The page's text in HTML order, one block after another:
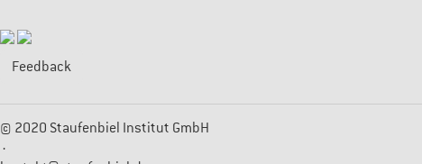
Feedback
© 2020 Staufenbiel Institut GmbH
·